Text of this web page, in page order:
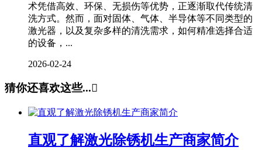
术凭借高效、环保、无损伤等优势，正逐渐取代传统清
洗方式。然而，面对固体、气体、半导体等不同类型的
激光器，以及复杂多样的清洗需求，如何精准选择合适
的设备，...
2026-02-24
猜你还喜欢这些...
直观了解激光除锈机生产商家简介